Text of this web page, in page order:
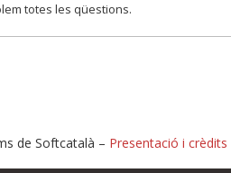
totes les qüestions.
de Softcatalà – Presentació i crèdits